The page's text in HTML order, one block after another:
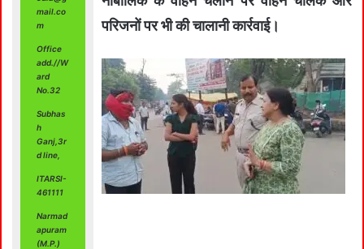
mail.co
m
Office
add.//W
ard
No.32
Subhas
h
Ganj,3r
d line,
ITARSI-
461111
Narmad
apuram
(M.P.)
परिजनों पर भी की चालानी कार्रवाई।